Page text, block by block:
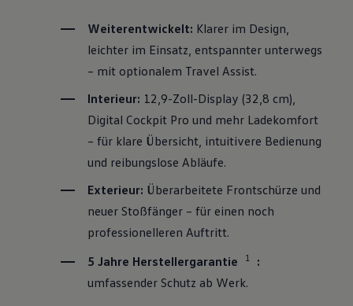
Weiterentwickelt: Klarer im Design,
leichter im Einsatz, entspannter unterwegs
– mit optionalem Travel Assist.
Interieur: 12,9-Zoll-Display (32,8 cm),
Digital Cockpit Pro und mehr Ladekomfort
– für klare Übersicht, intuitivere Bedienung
und reibungslose Abläufe.
Exterieur: Überarbeitete Frontschürze und
neuer Stoßfänger – für einen noch
professionelleren Auftritt.
5 Jahre Herstellergarantie
1
:
umfassender Schutz ab Werk.